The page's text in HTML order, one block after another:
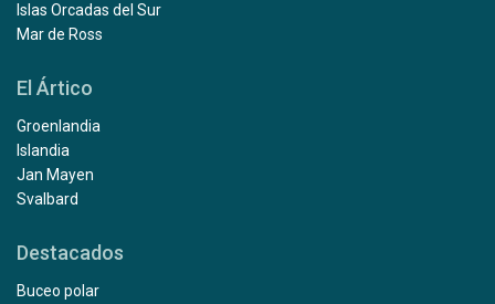
Islas Orcadas del Sur
Mar de Ross
El Ártico
Groenlandia
Islandia
Jan Mayen
Svalbard
Destacados
Buceo polar